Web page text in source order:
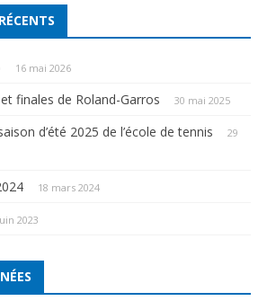
16 mai 2026
finales de Roland-Garros 30 mai 2025
d’été 2025 de l’école de tennis
29
18 mars 2024
2023